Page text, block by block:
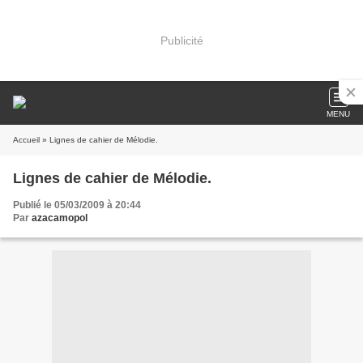
Publicité
MENU
Accueil » Lignes de cahier de Mélodie.
Lignes de cahier de Mélodie.
Publié le 05/03/2009 à 20:44
Par azacamopol